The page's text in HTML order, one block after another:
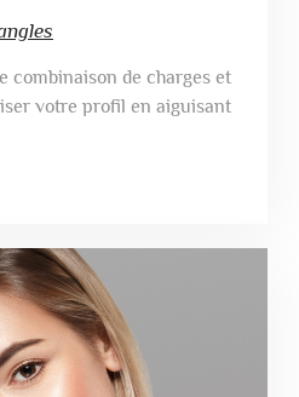
combinaison de charges et
votre profil en aiguisant